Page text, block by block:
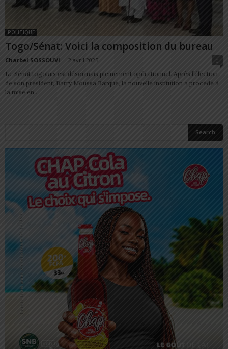
POLITIQUE
Togo/Sénat: Voici la composition du bureau
Charbel SOSSOUVI - 2 avril 2025
0
Le Sénat togolais est désormais pleinement opérationnel. Après l’élection
de son président, Barry Moussa Barqué, la nouvelle institution a procédé à
la mise en...